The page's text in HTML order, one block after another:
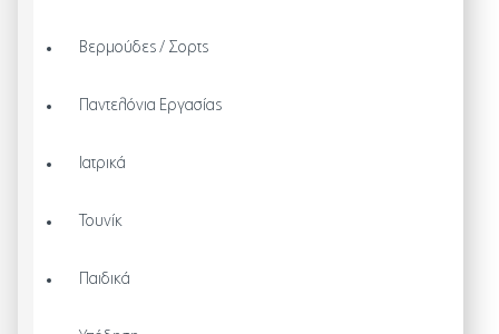
Βερμούδες / Σορτς
Παντελόνια Εργασίας
Ιατρικά
Τουνίκ
Παιδικά